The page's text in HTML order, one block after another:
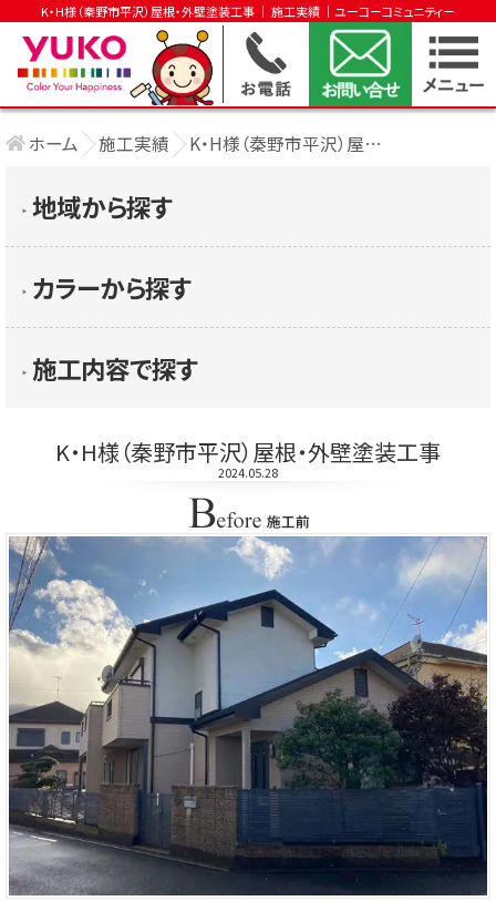
K・H様（秦野市平沢）屋根・外壁塗装工事 │ 施工実績 │ユーコーコミュニティー
ホーム 施工実績 K・H様（秦野市平沢）屋根・外壁塗装工事
▶︎ 施工内容で探す
▶︎ カラーから探す
▶︎ 地域から探す
K・H様（秦野市平沢）屋根・外壁塗装工事
2024.05.28